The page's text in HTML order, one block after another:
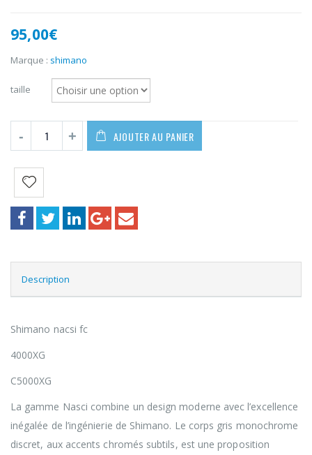
95,00€
Marque : shimano
taille
AJOUTER AU PANIER
Description
Shimano nacsi fc
4000XG
C5000XG
La gamme Nasci combine un design moderne avec l’excellence
inégalée de l’ingénierie de Shimano. Le corps gris monochrome
discret, aux accents chromés subtils, est une proposition